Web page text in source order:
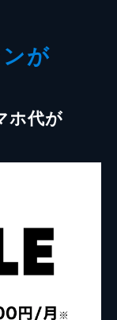
が
ホ代が